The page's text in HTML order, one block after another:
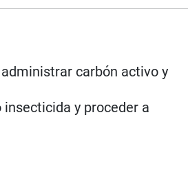
carbón activo y
y proceder a